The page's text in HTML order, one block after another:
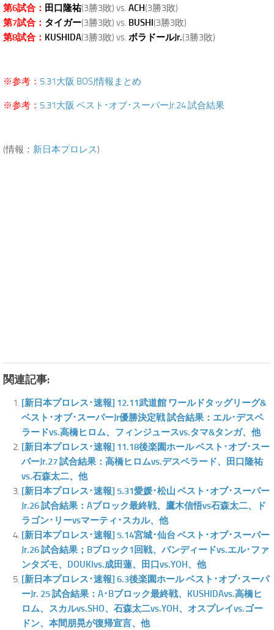
第6試合： 田口隆祐(3勝3敗) vs. ACH(3勝3敗)
第7試合： タイガー(3勝3敗) vs. BUSHI (3勝3敗)
第8試合： KUSHIDA(3勝3敗) vs. ボラドールJr.(3勝3敗)
※参考： 5.31大阪 BOSJ情報まとめ
※参考： 5.31大阪 ベスト･オブ･スーパーJr.24 試合結果
(情報： 新日本プロレス)
関連記事:
[新日本プロレス･速報] 12.11武道館 ワールドタッグリーグ&
ベスト･オブ･スーパーJr優勝決定戦 試合結果：エル･デスペ
ラードvs.高橋ヒロム、フィンジュースvs.タマ&タンガ、他
[新日本プロレス･速報] 11.18後楽園ホール ベスト･オブ･スー
パーJr.27 試合結果：高橋ヒロムvs.デスペラード、田口隆祐
vs.石森太二、他
[新日本プロレス･速報] 5.31愛媛･松山 ベスト･オブ･スーパー
Jr.26 試合結果：Aブロック最終戦、鷹木信悟vs石森太二、ド
ラゴン･リーvsマーティ･スカル、他
[新日本プロレス･速報] 5.14宮城･仙台 ベスト･オブ･スーパー
Jr.26 試合結果；Bブロック1回戦、バンディードvs.エル･ファ
ンタズモ、DOUKIvs.成田蓮、田口vs.YOH、他
[新日本プロレス･速報] 6.3後楽園ホール ベスト･オブ･スーパ
ーJr. 25 試合結果：A･Bブロック最終戦、KUSHIDAvs.高橋ヒ
ロム、スカルvs.SHO、石森太二vs.YOH、オスプレイvs.ゴー
ドン、本間朋晃が復帰宣言、他